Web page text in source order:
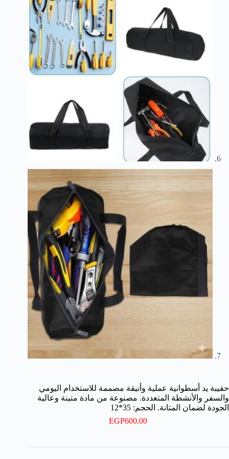
حقيبة يد أسطوانية عملية وأنيقة مصممة للاستخدام اليومي
والسفر والأنشطة المتعددة. مصنوعة من مادة متينة وعالية
الجودة لضمان المتانة. الحجم: 35*12
EGP600.00